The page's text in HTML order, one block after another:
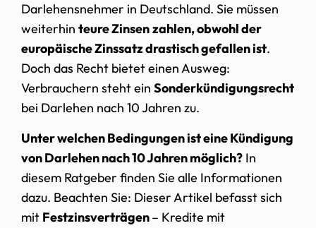
Darlehensnehmer in Deutschland. Sie müssen
weiterhin teure Zinsenzahlen, obwohl der
europäische Zinssatz drastisch gefallen ist.
Doch das Recht bietet einen Ausweg:
Verbrauchern steht ein Sonderkündigungsrecht
bei Darlehen nach 10 Jahren zu.
Unter welchen Bedingungen ist eine Kündigung
von Darlehen nach 10 Jahren möglich? In
diesem Ratgeber finden Sie alle Informationen
dazu. Beachten Sie: Dieser Artikel befasst sich
mit Festzinsverträgen– Kredite mit